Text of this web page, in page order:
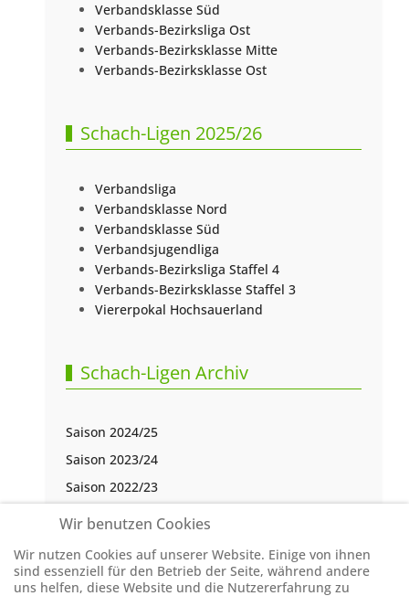
Verbandsklasse Süd
Verbands-Bezirksliga Ost
Verbands-Bezirksklasse Mitte
Verbands-Bezirksklasse Ost
Schach-Ligen 2025/26
Verbandsliga
Verbandsklasse Nord
Verbandsklasse Süd
Verbandsjugendliga
Verbands-Bezirksliga Staffel 4
Verbands-Bezirksklasse Staffel 3
Viererpokal Hochsauerland
Schach-Ligen Archiv
Saison 2024/25
Saison 2023/24
Saison 2022/23
Saison 2021/22
Saison 2019/20
Wir benutzen Cookies
Wir nutzen Cookies auf unserer Website. Einige von ihnen
sind essenziell für den Betrieb der Seite, während andere
uns helfen, diese Website und die Nutzererfahrung zu